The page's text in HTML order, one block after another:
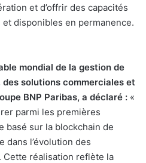
et d’offrir des capacités
disponibles en permanence.
mondial de la gestion de
solutions commerciales et
BNP Paribas, a déclaré : «
parmi les premières
basé sur la blockchain de
dans l’évolution des
réalisation reflète la